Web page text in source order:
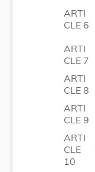
ARTI
CLE 6
ARTI
CLE 7
ARTI
CLE 8
ARTI
CLE 9
ARTI
CLE
10